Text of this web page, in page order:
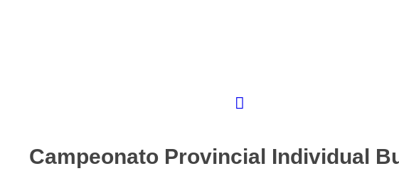
Campeonato Provincial Individual